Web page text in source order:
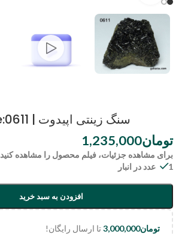
سنگ زینتی اپیدوت | code:0611
تومان1,235,000
برای مشاهده جزئیات، فیلم محصول را مشاهده کنید
1 عدد در انبار
افزودن به سبد خرید
تومان3,000,000تا ارسال رایگان!